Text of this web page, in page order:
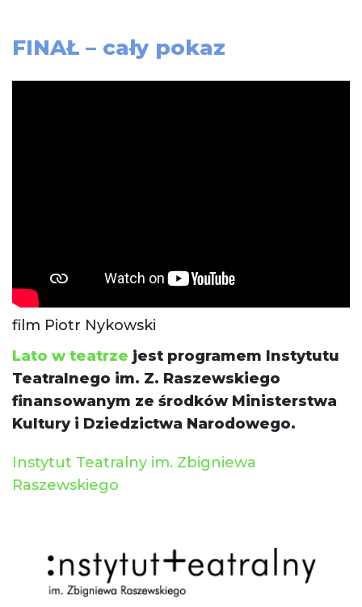
FINAŁ – cały pokaz
film Piotr Nykowski
Lato w teatrze jest programem Instytutu
Teatralnego im. Z. Raszewskiego
finansowanym ze środków Ministerstwa
Kultury i Dziedzictwa Narodowego.
Instytut Teatralny im. Zbigniewa
Raszewskiego